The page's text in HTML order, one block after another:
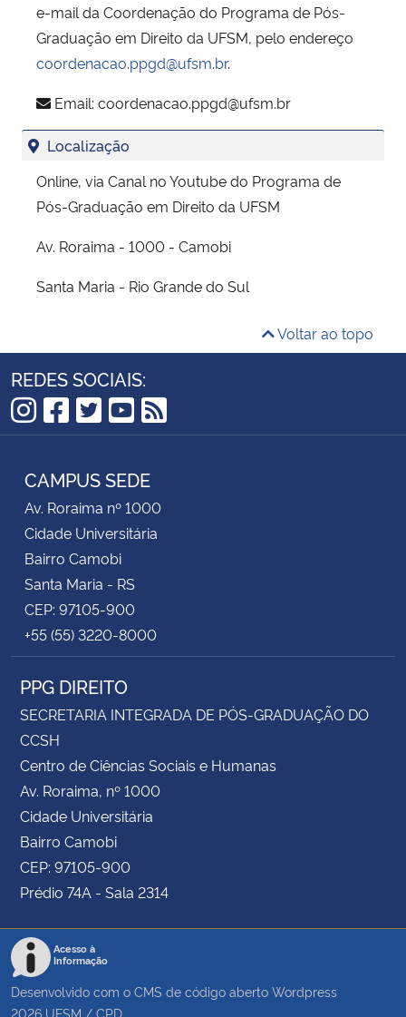
e-mail da Coordenação do Programa de Pós-
Graduação em Direito da UFSM, pelo endereço
coordenacao.ppgd@ufsm.br.
Email: coordenacao.ppgd@ufsm.br
Localização
Online, via Canal no Youtube do Programa de
Pós-Graduação em Direito da UFSM
Av. Roraima - 1000 - Camobi
Santa Maria - Rio Grande do Sul
Voltar ao topo
REDES SOCIAIS:
Instagram
Facebook
Twitter
YouTube
RSS
CAMPUS SEDE
Av. Roraima nº 1000
Cidade Universitária
Bairro Camobi
Santa Maria - RS
CEP: 97105-900
+55 (55) 3220-8000
PPG DIREITO
SECRETARIA INTEGRADA DE PÓS-GRADUAÇÃO DO
CCSH
Centro de Ciências Sociais e Humanas
Av. Roraima, nº 1000
Cidade Universitária
Bairro Camobi
CEP: 97105-900
Prédio 74A - Sala 2314
Acesso à
Informação
Desenvolvido com o CMS de código aberto Wordpress
2026 UFSM / CPD